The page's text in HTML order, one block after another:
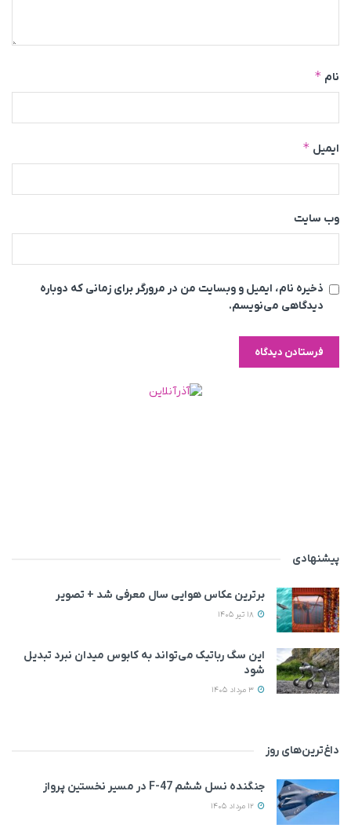
نام *
ایمیل *
وب‌ سایت
ذخیره نام، ایمیل و وبسایت من در مرورگر برای زمانی که دوباره
دیدگاهی می‌نویسم.
پیشنهادی
برترین عکاس هوایی سال معرفی شد + تصویر
این سگ رباتیک می‌تواند به کابوس میدان نبرد تبدیل
شود
داغ‌ترین‌های روز
جنگنده نسل ششم F-47 در مسیر نخستین پرواز